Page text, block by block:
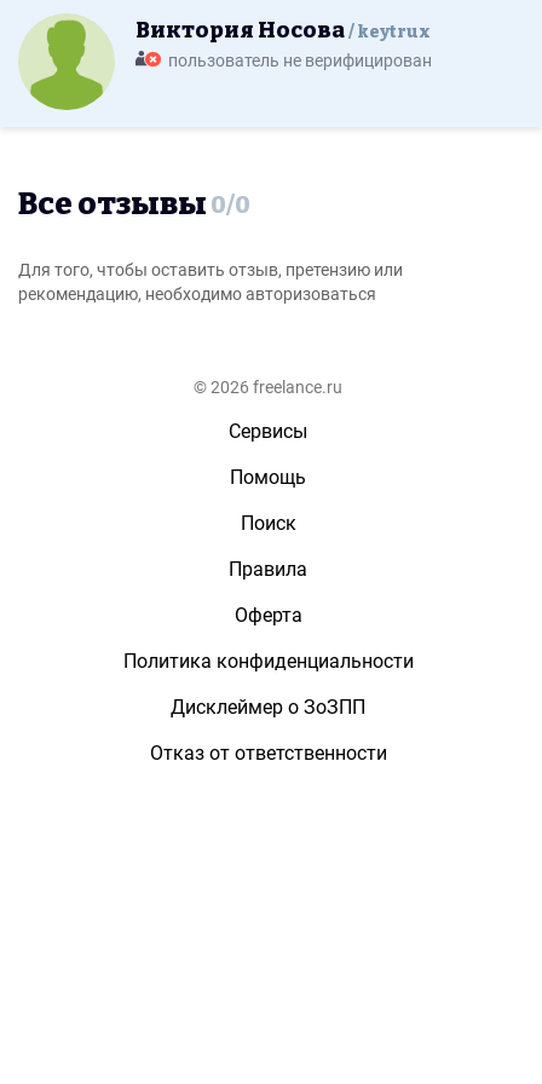
Виктория Носова keytrux
пользователь не верифицирован
Все отзывы 0/0
Для того, чтобы оставить отзыв, претензию или
рекомендацию, необходимо авторизоваться
© 2026 freelance.ru
Сервисы
Помощь
Поиск
Правила
Оферта
Политика конфиденциальности
Дисклеймер о ЗоЗПП
Отказ от ответственности